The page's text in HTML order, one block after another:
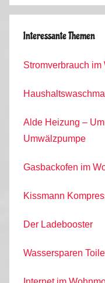
Interessante Themen
Stromverbrauch im
Alde Heizung –
Umwälzpumpe
Gasbackofen im
Kissmann
Der Ladebooster
Wassersparen